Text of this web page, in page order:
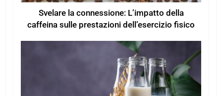
Svelare la connessione: L’impatto della
caffeina sulle prestazioni dell’esercizio fisico